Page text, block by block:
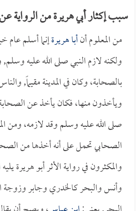
سبب إكثار أبي هريرة من الرواية
من المعلوم أنأبا هريرةإنما أسلم عام
ولكنه لازم النبي صلى الله عليه
بالصحابة، وكان في المدينة مقيماً,
ويأخذون منها، فكان يأخذ عن
صلى الله عليه وسلم وقد لازمه، ومن
الصحابي تحمل على أنه أخذها من
والمكثرون في رواية الأثر أبو هريرة
وأنس والبحر كالخدري وجابر وزوجة